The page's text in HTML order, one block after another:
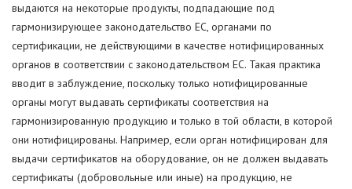
выдаются на некоторые продукты, подпадающие под
гармонизирующее законодательство ЕС, органами по
сертификации, не действующими в качестве нотифицированных
органов в соответствии с законодательством ЕС. Такая практика
вводит в заблуждение, поскольку только нотифицированные
органы могут выдавать сертификаты соответствия на
гармонизированную продукцию и только в той области, в которой
они нотифицированы. Например, если орган нотифицирован для
выдачи сертификатов на оборудование, он не должен выдавать
сертификаты (добровольные или иные) на продукцию, не